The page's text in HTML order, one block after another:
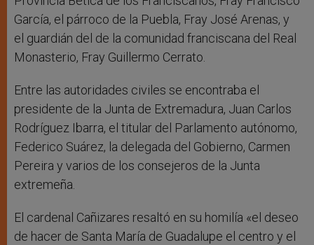
García, el párroco de la Puebla, Fray José Arenas, y
el guardián del de la comunidad franciscana del Real
Monasterio, Fray Guillermo Cerrato.
Entre las autoridades civiles se encontraba el
presidente de la Junta de Extremadura, Juan Carlos
Rodríguez Ibarra, el titular del Parlamento autónomo,
Federico Suárez, la delegada del Gobierno, Carmen
Pereira y varios de los consejeros de la Junta
extremeña.
El cardenal Cañizares resaltó en su homilía «el deseo
de hacer de Santa María de Guadalupe el centro y el